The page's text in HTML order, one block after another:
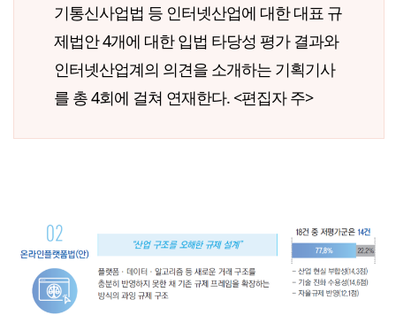
기통신사업법 등 인터넷산업에 대한 대표 규
제법안 4개에 대한 입법 타당성 평가 결과와
인터넷산업계의 의견을 소개하는 기획기사
를 총 4회에 걸쳐 연재한다. <편집자 주>